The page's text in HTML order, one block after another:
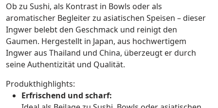
Ob zu Sushi, als Kontrast in Bowls oder als
aromatischer Begleiter zu asiatischen Speisen – dieser
Ingwer belebt den Geschmack und reinigt den
Gaumen. Hergestellt in Japan, aus hochwertigem
Ingwer aus Thailand und China, überzeugt er durch
seine Authentizität und Qualität.
Produkthighlights:
Erfrischend und scharf: